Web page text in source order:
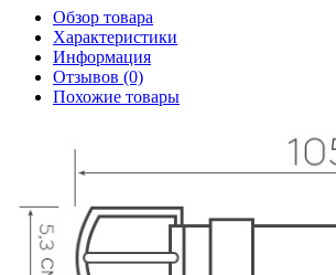
Обзор товара
Характеристики
Информация
Отзывов (0)
Похожие товары